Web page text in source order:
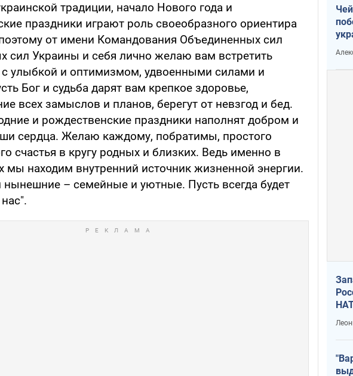
традиции, начало Нового года и
праздники играют роль своеобразного ориентира
от имени Командования Объединенных сил
сил Украины и себя лично желаю вам встретить
улыбкой и оптимизмом, удвоенными силами и
Бог и судьба дарят вам крепкое здоровье,
всех замыслов и планов, берегут от невзгод и бед.
и рождественские праздники наполнят добром и
сердца. Желаю каждому, побратимы, простого
счастья в кругу родных и близких. Ведь именно в
мы находим внутренний источник жизненной энергии.
нынешние – семейные и уютные. Пусть всегда будет